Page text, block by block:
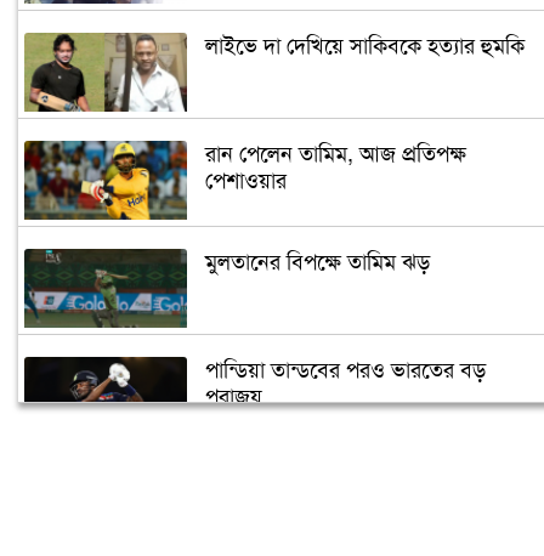
লাইভে দা দেখিয়ে সাকিবকে হত্যার হুমকি
রান পেলেন তামিম, আজ প্রতিপক্ষ
পেশাওয়ার
মুলতানের বিপক্ষে তামিম ঝড়
পান্ডিয়া তান্ডবের পরও ভারতের বড়
পরাজয়